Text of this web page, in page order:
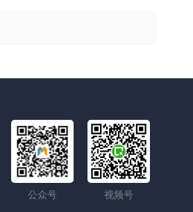
公众号 视频号